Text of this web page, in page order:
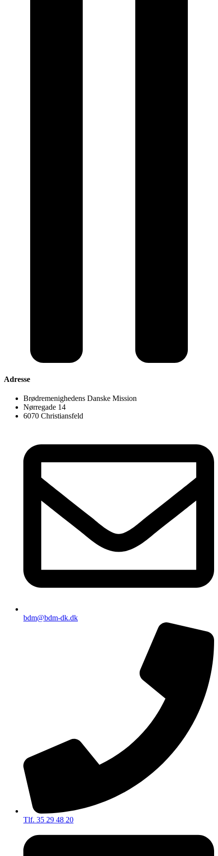
Adresse
Brødremenighedens Danske Mission
Nørregade 14
6070 Christiansfeld
bdm@bdm-dk.dk
Tlf. 35 29 48 20